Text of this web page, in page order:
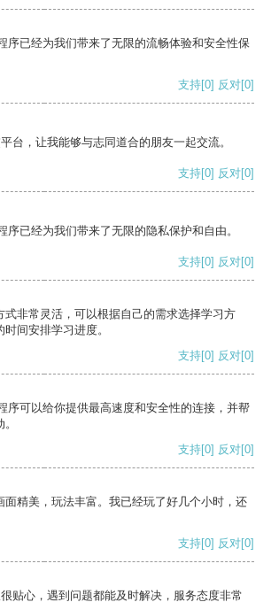
序已经为我们带来了无限的流畅体验和安全性保
支持[0] 反对[0]
台，让我能够与志同道合的朋友一起交流。
支持[0] 反对[0]
序已经为我们带来了无限的隐私保护和自由。
支持[0] 反对[0]
式非常灵活，可以根据自己的需求选择学习方
间安排学习进度。
支持[0] 反对[0]
序可以给你提供最高速度和安全性的连接，并帮
支持[0] 反对[0]
面精美，玩法丰富。我已经玩了好几个小时，还
支持[0] 反对[0]
贴心，遇到问题都能及时解决，服务态度非常